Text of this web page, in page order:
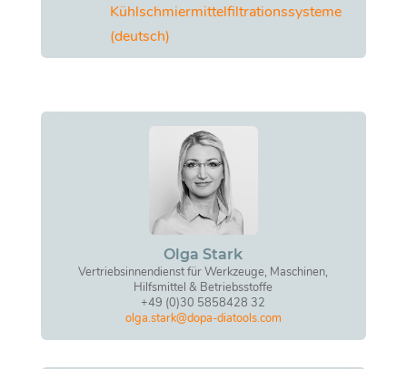
Kühlschmiermittelfiltrationssysteme
(deutsch)
Olga Stark
Vertriebsinnendienst für Werkzeuge, Maschinen,
Hilfsmittel & Betriebsstoffe
+49 (0)30 5858428 32
olga.stark@dopa-diatools.com